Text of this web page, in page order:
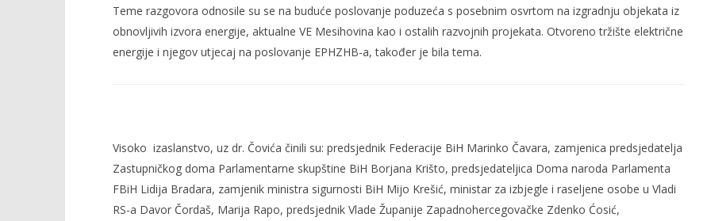
EPHZHB na Međunarodnom sajmu
gospodarstva u Mostaru
Neum - tunel Hutovo Žaba
14.
travnja
Novo u ŽZH: Mobilna aplikacija
Agropin
Teme razgovora odnosile su se na buduće poslovanje poduzeća s posebnim osvrtom na izgradnju objekata iz
obnovljivih izvora energije, aktualne VE Mesihovina kao i ostalih razvojnih projekata. Otvoreno tržište električne
energije i njegov utjecaj na poslovanje EPHZHB-a, također je bila tema.
Visoko izaslanstvo, uz dr. Čovića činili su: predsjednik Federacije BiH Marinko Čavara, zamjenica predsjedatelja
Zastupničkog doma Parlamentarne skupštine BiH Borjana Krišto, predsjedateljica Doma naroda Parlamenta
FBiH Lidija Bradara, zamjenik ministra sigurnosti BiH Mijo Krešić, ministar za izbjegle i raseljene osobe u Vladi
RS-a Davor Čordaš, Marija Rapo, predsjednik Vlade Županije Zapadnohercegovačke Zdenko Ćosić,